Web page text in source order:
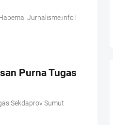
Jurnalisme.info l
Purna Tugas
Sekdaprov Sumut